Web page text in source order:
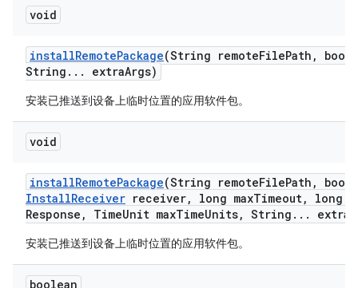
void
installRemotePackage(String remoteFilePath ,
String . . . extraArgs)
安装已推送到设备上临时位置的应用软件包。
void
installRemotePackage(String remoteFilePath ,
InstallReceiver receiver, long maxTimeout,
long
Response , TimeUnit maxTimeUnits, String . . . extra
安装已推送到设备上临时位置的应用软件包。
boolean